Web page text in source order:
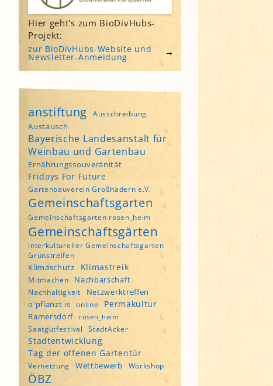
Hier geht's zum BioDivHubs-
Projekt:
zur BioDivHubs-Website und
Newsletter-Anmeldung
anstiftung Ausschreibung
Austausch
Bayerische Landesanstalt für
Weinbau und Gartenbau
Ernährungssouveränität
Fridays For Future
Gartenbauverein Großhadern e.V.
Gemeinschaftsgarten
Gemeinschaftsgarten rosen_heim
Gemeinschaftsgärten
interkultureller Gemeinschaftsgarten
Grünstreifen
Klimaschutz Klimastreik
Mitmachen Nachbarschaft
Nachhaltigkeit
Netzwerktreffen
o'pflanzt is
online Permakultur
Ramersdorf rosen_heim
Saatgutfestival StadtAcker
Stadtentwicklung
Tag der offenen Gartentür
Vernetzung Wettbewerb Workshop
ÖBZ